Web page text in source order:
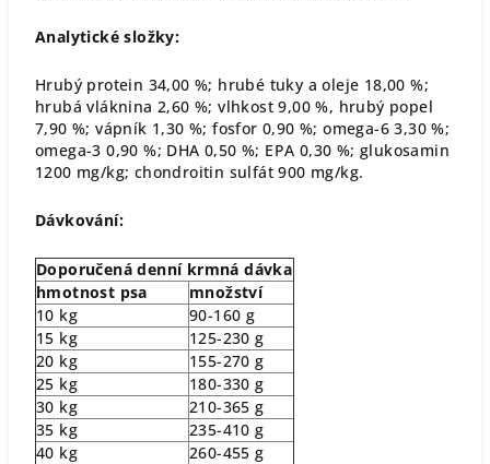
Analytické složky:
Hrubý protein 34,00 %; hrubé tuky a oleje 18,00 %;
hrubá vláknina 2,60 %; vlhkost 9,00 %, hrubý popel
7,90 %; vápník 1,30 %; fosfor 0,90 %; omega-6 3,30 %;
omega-3 0,90 %; DHA 0,50 %; EPA 0,30 %; glukosamin
1200 mg/kg; chondroitin sulfát 900 mg/kg.
Dávkování:
Doporučená denní krmná dávka
hmotnost psa
množství
10 kg
90-160 g
15 kg
125-230 g
20 kg
155-270 g
25 kg
180-330 g
30 kg
210-365 g
35 kg
235-410 g
40 kg
260-455 g